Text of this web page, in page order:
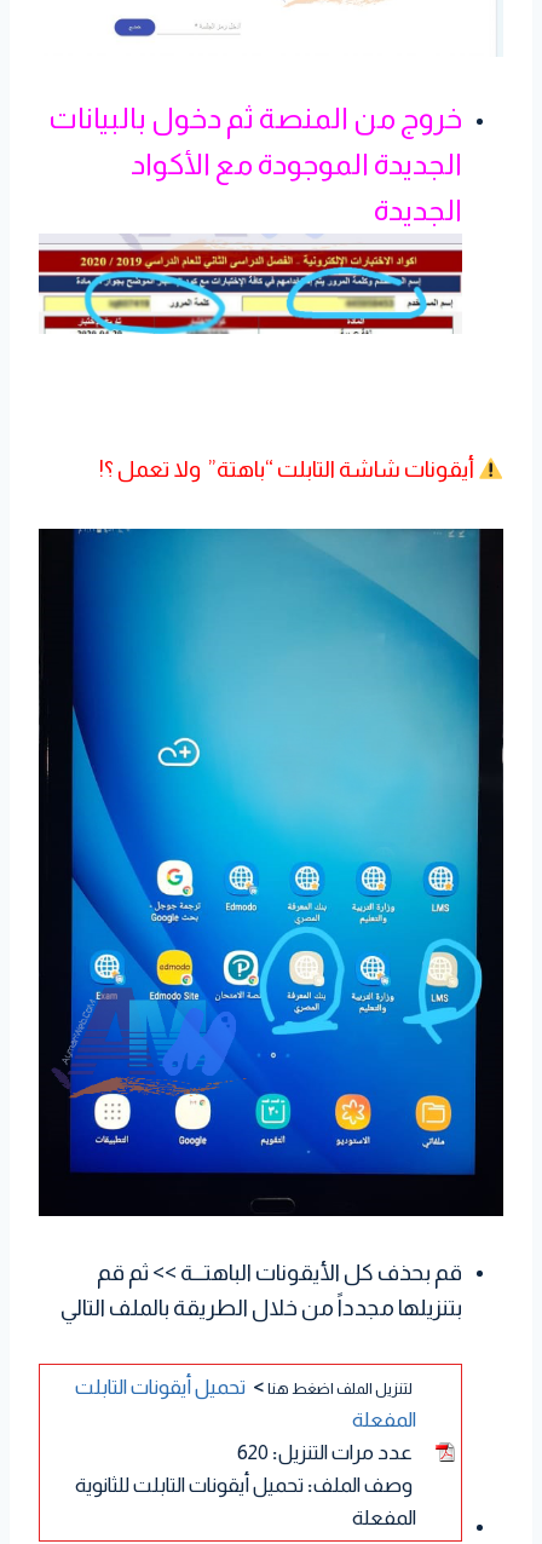
خروج من المنصة ثم دخول بالبيانات
الجديدة الموجودة مع الأكواد
الجديدة
أيقونات شاشة التابلت “باهتة” ولا تعمل ؟!
قم بحذف كل الأيقونات الباهتـــة >> ثم قم
بتنزيلها مجدداً من خلال الطريقة بالملف التالي
لتنزيل الملف اضغط هنا > تحميل أيقونات التابلت
المفعلة
عدد مرات التنزيل:
وصف الملف: تحميل أيقونات التابلت للثانوية
المفعلة